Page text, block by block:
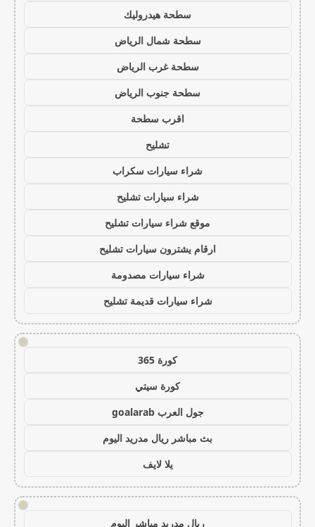
سطحة هيدروليك
سطحة شمال الرياض
سطحة غرب الرياض
سطحة جنوب الرياض
اقرب سطحة
تشليح
شراء سيارات سكراب
شراء سيارات تشليح
موقع شراء سيارات تشليح
ارقام يشترون سيارات تشليح
شراء سيارات مصدومة
شراء سيارات قديمة تشليح
!
كورة 365
كورة سيتي
جول العرب goalarab
بث مباشر ريال مدريد اليوم
يلا لايف
!
ريال مدريد مباشر اليوم